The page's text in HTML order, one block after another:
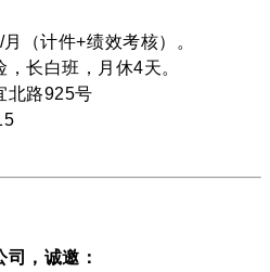
（计件+绩效考核）。
长白班，月休4天。
北路925号
，诚邀：